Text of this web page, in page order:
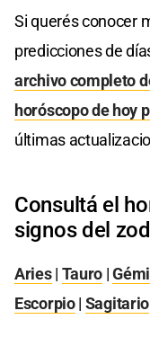
Si querés conocer
predicciones de
archivo completo
horóscopo de hoy
últimas
Consultá el
signos del
Aries| Tauro |
Escorpio| Sagitario